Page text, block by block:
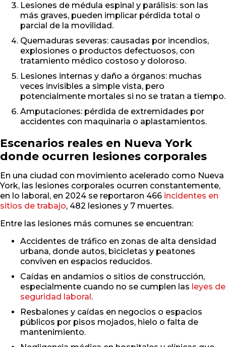
Lesiones de médula espinal y parálisis: son las
más graves, pueden implicar pérdida total o
parcial de la movilidad.
Quemaduras severas: causadas por incendios,
explosiones o productos defectuosos, con
tratamiento médico costoso y doloroso.
Lesiones internas y daño a órganos: muchas
veces invisibles a simple vista, pero
potencialmente mortales si no se tratan a tiempo.
Amputaciones: pérdida de extremidades por
accidentes con maquinaria o aplastamientos.
Escenarios reales en Nueva York
donde ocurren lesiones corporales
En una ciudad con movimiento acelerado como Nueva
York, las lesiones corporales ocurren constantemente,
en lo laboral, en 2024 se reportaron 466 incidentes en
sitios de trabajo, 482 lesiones y 7 muertes.
Entre las lesiones más comunes se encuentran:
Accidentes de tráfico en zonas de alta densidad
urbana, donde autos, bicicletas y peatones
conviven en espacios reducidos.
Caídas en andamios o sitios de construcción,
especialmente cuando no se cumplen las leyes de
seguridad laboral .
Resbalones y caídas en negocios o espacios
públicos por pisos mojados, hielo o falta de
mantenimiento.